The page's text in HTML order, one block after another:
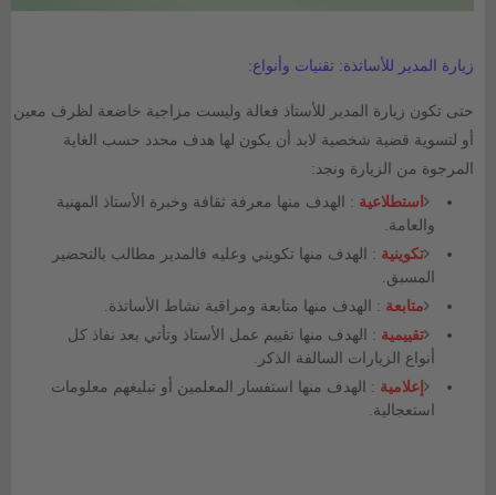
زيارة المدير للأساتذة: تقنيات وأنواع:
حتى تكون زيارة المدير للأستاذ فعالة وليست مزاجية خاضعة لظرف معين
أو لتسوية قضية شخصية لابد أن يكون لها هدف محدد حسب الغاية
المرجوة من الزيارة ونجد:
استطلاعية :
الهدف منها معرفة ثقافة وخبرة الأستاذ المهنية
والعامة.
تكوينية :
الهدف منها تكويني وعليه فالمدير مطالب بالتحضير
المسبق.
متابعة : الهدف منها متابعة ومراقبة نشاط الأساتذة.
تقييمية :
الهدف منها تقييم عمل الأستاذ وتأتي بعد نفاذ كل
أنواع الزيارات السالفة الذكر.
إعلامية :
الهدف منها استفسار المعلمين أو تبليغهم معلومات
استعجالية.